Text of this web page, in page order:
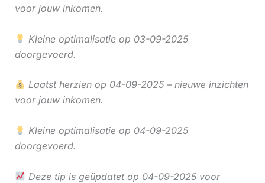
voor jouw inkomen.
Kleine optimalisatie op 03-09-2025
doorgevoerd.
Laatst herzien op 04-09-2025 – nieuwe inzichten
voor jouw inkomen.
Kleine optimalisatie op 04-09-2025
doorgevoerd.
Deze tip is geüpdatet op 04-09-2025 voor